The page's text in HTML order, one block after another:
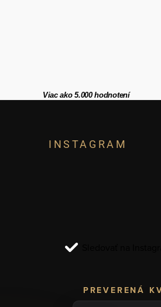
Viac ako 5.000 hodnotení
INSTAGRAM
PREVERENÁ